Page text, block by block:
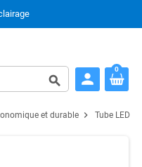
search person
0
et durable chevron_right Tube LED